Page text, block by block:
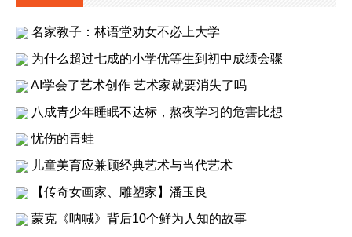
名家教子：林语堂劝女不必上大学
为什么超过七成的小学优等生到初中成绩会骤
AI学会了艺术创作 艺术家就要消失了吗
八成青少年睡眠不达标，熬夜学习的危害比想
忧伤的青蛙
儿童美育应兼顾经典艺术与当代艺术
【传奇女画家、雕塑家】潘玉良
蒙克《呐喊》背后10个鲜为人知的故事